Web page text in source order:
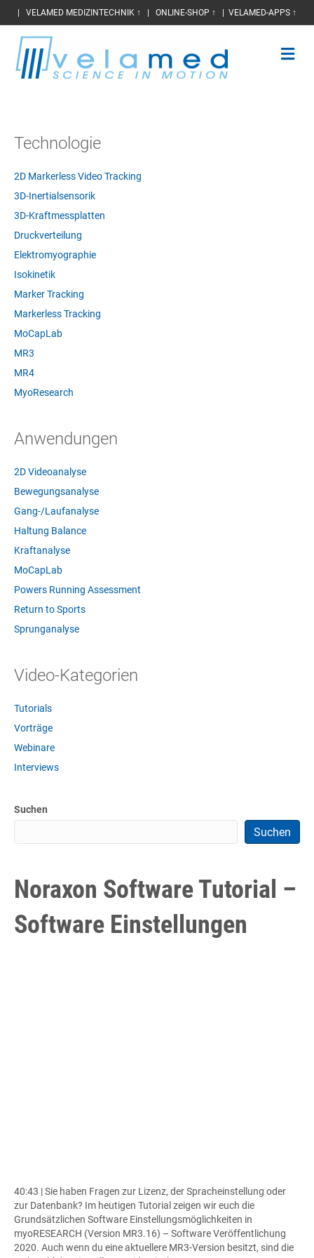
VELAMED MEDIZINTECHNIK ↑ ONLINE-SHOP ↑ VELAMED-APPS ↑
N
a
Technologie
2D Markerless Video Tracking
3D-Inertialsensorik
3D-Kraftmessplatten
Druckverteilung
Elektromyographie
Isokinetik
Marker Tracking
Markerless Tracking
MoCapLab
MR3
MR4
MyoResearch
Anwendungen
2D Videoanalyse
Bewegungsanalyse
Gang-/Laufanalyse
Haltung Balance
Kraftanalyse
MoCapLab
Powers Running Assessment
Return to Sports
Sprunganalyse
Video-Kategorien
Tutorials
Vorträge
Webinare
Interviews
Suchen
Suchen
Noraxon Software Tutorial –
Software Einstellungen
40:43 | Sie haben Fragen zur Lizenz, der Spracheinstellung oder
zur Datenbank? Im heutigen Tutorial zeigen wir euch die
Grundsätzlichen Software Einstellungsmöglichkeiten in
myoRESEARCH (Version MR3.16) – Software Veröffentlichung
2020. Auch wenn du eine aktuellere MR3-Version besitzt, sind die